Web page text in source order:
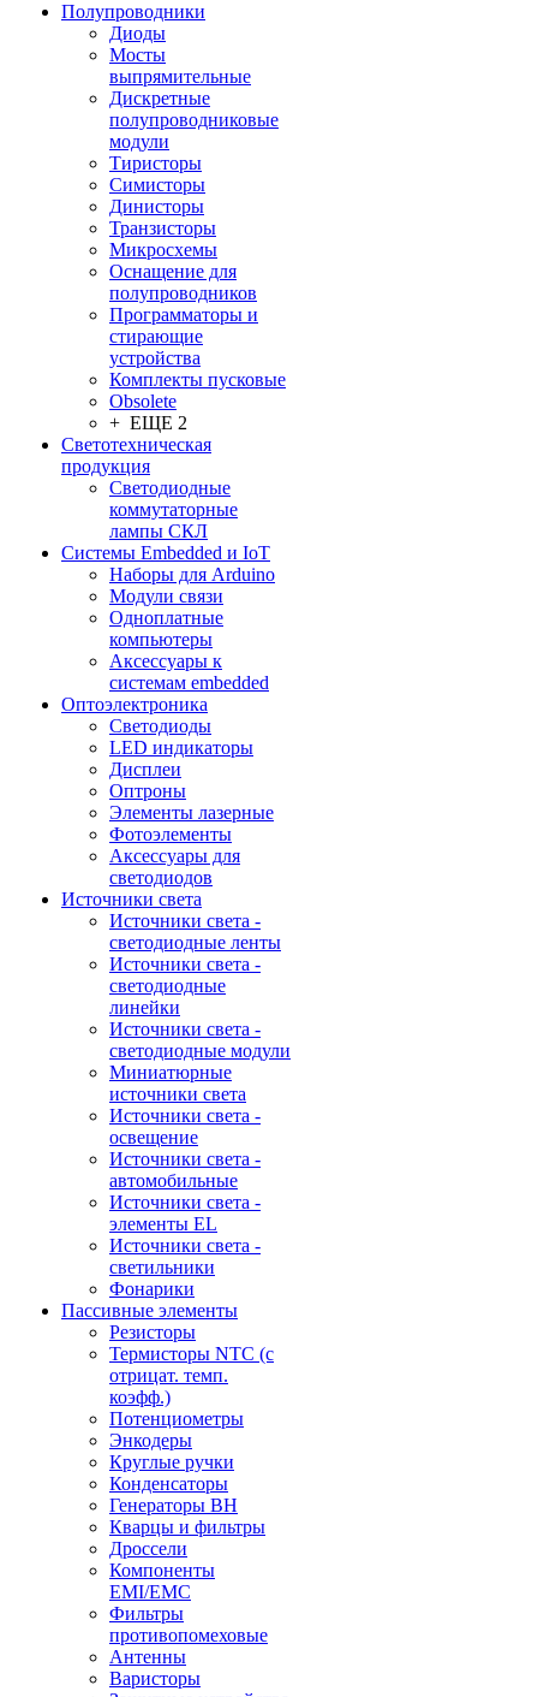
Полупроводники
Диоды
Мосты
выпрямительные
Дискретные
полупроводниковые
модули
Тиристоры
Симисторы
Динисторы
Транзисторы
Микросхемы
Оснащение для
полупроводников
Программаторы и
стирающие
устройства
Комплекты пусковые
Obsolete
+ ЕЩЕ 2
Светотехническая
продукция
Светодиодные
коммутаторные
лампы СКЛ
Системы Embedded и IoT
Наборы для Arduino
Модули связи
Одноплатные
компьютеры
Аксессуары к
системам embedded
Oптоэлектроника
Светодиоды
LED индикаторы
Дисплеи
Оптроны
Элементы лазерные
Фотоэлементы
Аксессуары для
светодиодов
Источники света
Источники света -
светодиодные ленты
Источники света -
светодиодные
линейки
Источники света -
светодиодные модули
Миниатюрные
источники света
Источники света -
освещение
Источники света -
автомобильные
Источники света -
элементы EL
Источники света -
светильники
Фонарики
Пассивные элементы
Резисторы
Термисторы NTC (с
отрицат. темп.
коэфф.)
Потенциометры
Энкодеры
Круглые ручки
Конденсаторы
Генераторы ВН
Кварцы и фильтры
Дроссели
Компоненты
EMI/EMC
Фильтры
противопомеховые
Антенны
Варисторы